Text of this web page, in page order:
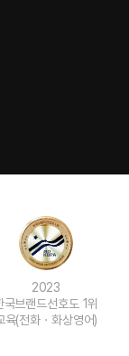
2023
브랜드선호도 1위
(전화ㆍ화상영어)